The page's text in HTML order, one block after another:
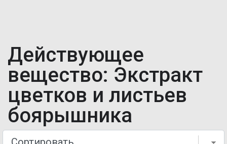
Действующее
вещество: Экстракт
цветков и листьев
боярышника